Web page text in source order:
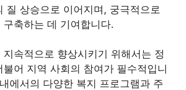
질 상승으로 이어지며, 궁극적으로
구축하는 데 기여합니다.
지속적으로 향상시키기 위해서는 정
불어 지역 사회의 참여가 필수적입니
에서의 다양한 복지 프로그램과 주